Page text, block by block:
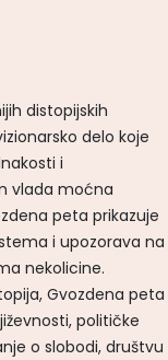
distopijskih
delo koje
i
vlada moćna
peta prikazuje
i upozorava na
nekolicine.
Gvozdena peta
političke
o slobodi, društvu